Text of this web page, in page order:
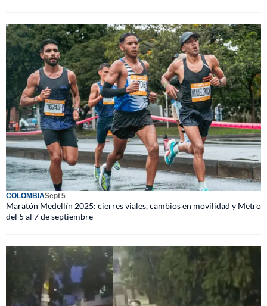
COLOMBIASept 5
Maratón Medellín 2025: cierres viales, cambios en movilidad y Metro
del 5 al 7 de septiembre